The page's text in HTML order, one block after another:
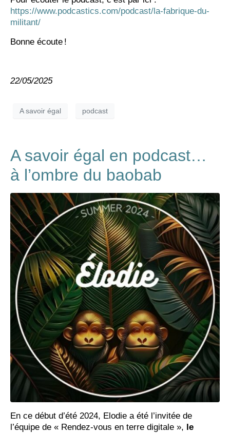
https://www.podcastics.com/podcast/la-fabrique-du-
militant/
Bonne écoute !
22/05/2025
A savoir égal podcast
A savoir égal en podcast…
à l’ombre du baobab
En ce début d’été 2024, Elodie a été l’invitée de
l’équipe de « Rendez-vous en terre digitale », le